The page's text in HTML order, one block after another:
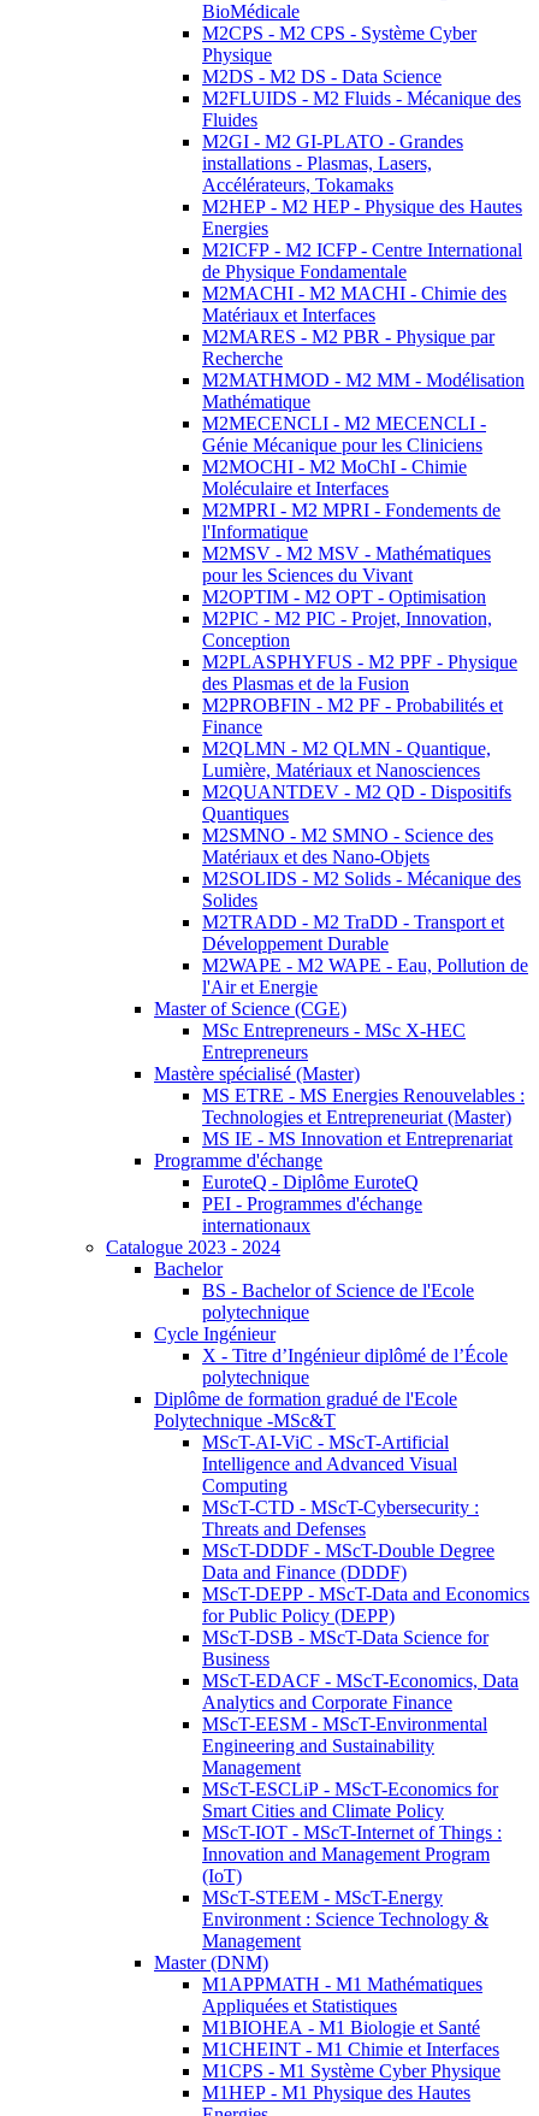
BioMédicale
M2CPS - M2 CPS - Système Cyber
Physique
M2DS - M2 DS - Data Science
M2FLUIDS - M2 Fluids - Mécanique des
Fluides
M2GI - M2 GI-PLATO - Grandes
installations - Plasmas, Lasers,
Accélérateurs, Tokamaks
M2HEP - M2 HEP - Physique des Hautes
Energies
M2ICFP - M2 ICFP - Centre International
de Physique Fondamentale
M2MACHI - M2 MACHI - Chimie des
Matériaux et Interfaces
M2MARES - M2 PBR - Physique par
Recherche
M2MATHMOD - M2 MM - Modélisation
Mathématique
M2MECENCLI - M2 MECENCLI -
Génie Mécanique pour les Cliniciens
M2MOCHI - M2 MoChI - Chimie
Moléculaire et Interfaces
M2MPRI - M2 MPRI - Fondements de
l'Informatique
M2MSV - M2 MSV - Mathématiques
pour les Sciences du Vivant
M2OPTIM - M2 OPT - Optimisation
M2PIC - M2 PIC - Projet, Innovation,
Conception
M2PLASPHYFUS - M2 PPF - Physique
des Plasmas et de la Fusion
M2PROBFIN - M2 PF - Probabilités et
Finance
M2QLMN - M2 QLMN - Quantique,
Lumière, Matériaux et Nanosciences
M2QUANTDEV - M2 QD - Dispositifs
Quantiques
M2SMNO - M2 SMNO - Science des
Matériaux et des Nano-Objets
M2SOLIDS - M2 Solids - Mécanique des
Solides
M2TRADD - M2 TraDD - Transport et
Développement Durable
M2WAPE - M2 WAPE - Eau, Pollution de
l'Air et Energie
Master of Science (CGE)
MSc Entrepreneurs - MSc X-HEC
Entrepreneurs
Mastère spécialisé (Master)
MS ETRE - MS Energies Renouvelables :
Technologies et Entrepreneuriat (Master)
MS IE - MS Innovation et Entreprenariat
Programme d'échange
EuroteQ - Diplôme EuroteQ
PEI - Programmes d'échange
internationaux
Catalogue 2023 - 2024
Bachelor
BS - Bachelor of Science de l'Ecole
polytechnique
Cycle Ingénieur
X - Titre d’Ingénieur diplômé de l’École
polytechnique
Diplôme de formation gradué de l'Ecole
Polytechnique -MSc&T
MScT-AI-ViC - MScT-Artificial
Intelligence and Advanced Visual
Computing
MScT-CTD - MScT-Cybersecurity :
Threats and Defenses
MScT-DDDF - MScT-Double Degree
Data and Finance (DDDF)
MScT-DEPP - MScT-Data and Economics
for Public Policy (DEPP)
MScT-DSB - MScT-Data Science for
Business
MScT-EDACF - MScT-Economics, Data
Analytics and Corporate Finance
MScT-EESM - MScT-Environmental
Engineering and Sustainability
Management
MScT-ESCLiP - MScT-Economics for
Smart Cities and Climate Policy
MScT-IOT - MScT-Internet of Things :
Innovation and Management Program
(IoT)
MScT-STEEM - MScT-Energy
Environment : Science Technology &
Management
Master (DNM)
M1APPMATH - M1 Mathématiques
Appliquées et Statistiques
M1BIOHEA - M1 Biologie et Santé
M1CHEINT - M1 Chimie et Interfaces
M1CPS - M1 Système Cyber Physique
M1HEP - M1 Physique des Hautes